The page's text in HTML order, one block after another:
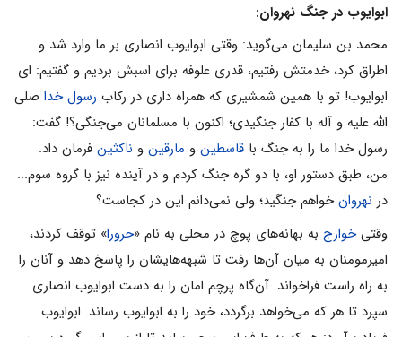
ابوایوب در جنگ نهروان:
محمد بن سلیمان می‌‌گوید: وقتی ابوایوب انصاری بر ما وارد شد و
اطراق کرد، خدمتش رفتیم، قدری علوفه برای اسبش بردیم و گفتیم: ای
ابوایوب! تو با همین شمشیری که همراه داری در رکاب رسول خدا صلی
الله علیه و آله با کفار جنگیدی؛ اکنون با مسلمانان می‌‌جنگی؟! گفت:
رسول خدا ما را به جنگ با قاسطین و مارقین و ناکثین فرمان داد.
من، طبق دستور او، با دو گره جنگ کردم و در آینده نیز با گروه سوم...
در نهروانخواهم جنگید؛ ولی نمی‌‌دانم این در کجاست؟
وقتیخوارج به بهانه‌های پوچ در محلی به نام «حرورا» توقف کردند،
امیرمومنان به میان آن‌ها رفت تا شبهه‌هایشان را پاسخ دهد و آنان را
به راه راست فراخواند. آن‌گاه پرچم امان را به دست ابوایوب انصاری
سپرد تا هر که می‌‌خواهد برگردد، خود را به ابوایوب رساند. ابوایوب